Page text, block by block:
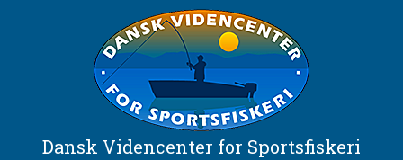
Dansk Videncenter for Sportsfiskeri